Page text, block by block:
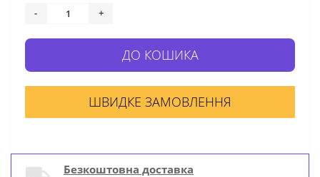
- +
ДО КОШИКА
ШВИДКЕ ЗАМОВЛЕННЯ
Безкоштовна доставка